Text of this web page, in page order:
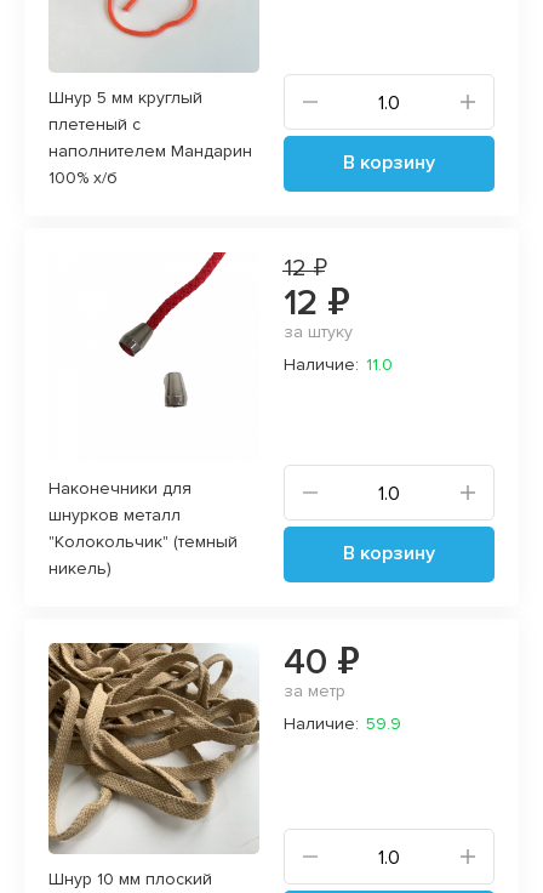
Шнур 5 мм круглый
плетеный с
наполнителем Мандарин
100% х/б
В корзину
Наконечники для
шнурков металл
"Колокольчик" (темный
никель)
12 ₽
12 ₽
за штуку
Наличие: 11.0
В корзину
Шнур 10 мм плоский
40 ₽
за метр
Наличие: 59.9